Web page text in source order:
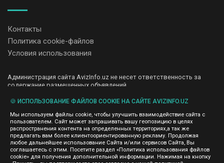
Контакты
Политика cookie-файлов
Условия использования
Администрация сайта AvizInfo.uz не несет ответственность за
содержание размещенных объявлений.
передаем и не продаем личную информацию зарегистрированных
правила конфиденциальности сайтов на которые ссылается
AvizInfo.uz. На некоторых страницах нашего сайта представлена
реклама Google Adsense Advertising Network. Чтобы узнать
подробней о правилах конфиденциальности Google нажмите тут
🍪 ИСПОЛЬЗОВАНИЕ ФАЙЛОВ COOKIE НА САЙТЕ AVIZINFO.UZ
Мы используем файлы cookie, чтобы улучшить взаимодействие сайта с
пользователем. Сайт может запрашивать вашу геопозицию в целях
распространения контента на определенных территориях,а так же
предлагать вам более клиентоориентированную рекламу. Продолжая
любое дальнейшее использование Сайта и/или сервисов Сайта, Вы
соглашаетесь с этим. Посетите раздел «Политика использования файлов
cookie» для получения дополнительной информации. Нажимая на кнопку